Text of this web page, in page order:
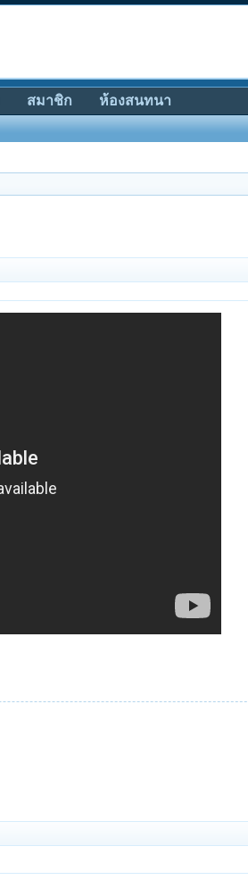
สมาชิก ห้องสนทนา